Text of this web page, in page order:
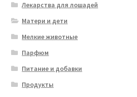
Лекарства для лошадей
Матери и дети
Мелкие животные
Парфюм
Питание и добавки
Продукты